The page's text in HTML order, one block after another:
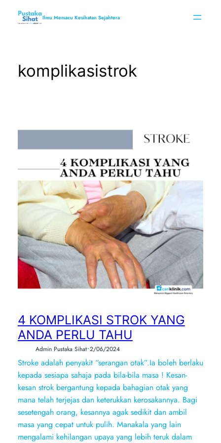
Ilmu Memacu Kesihatan Sejahtera
komplikasistrok
4 KOMPLIKASI STROK YANG
ANDA PERLU TAHU
Admin Pustaka Sihat•2/06/2024
Stroke adalah penyakit “serangan otak”.Ia boleh berlaku
kepada sesiapa sahaja pada bila-bila masa ! Kesan-
kesan strok bergantung kepada bahagian otak yang
mana telah terjejas dan keterukkan kerosakannya. Bagi
sesetengah orang, kesannya agak sedikit dan ambil
masa yang cepat untuk pulih. Manakala yang lain
mengalami kehilangan upaya yang lebih teruk dalam